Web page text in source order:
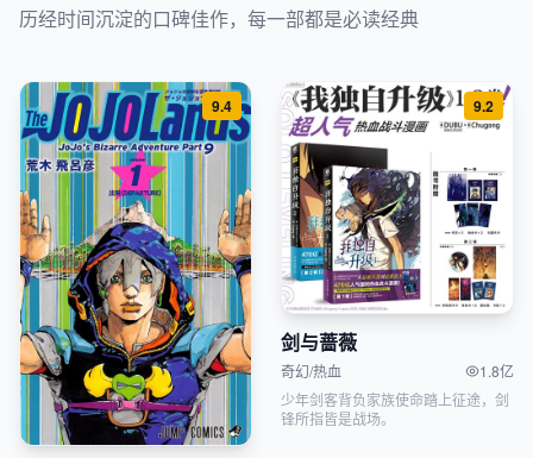
历经时间沉淀的口碑佳作，每一部都是必读经典
9.4 9.2
剑与蔷薇
奇幻/热血
1.8亿
少年剑客背负家族使命踏上征途，剑
锋所指皆是战场。